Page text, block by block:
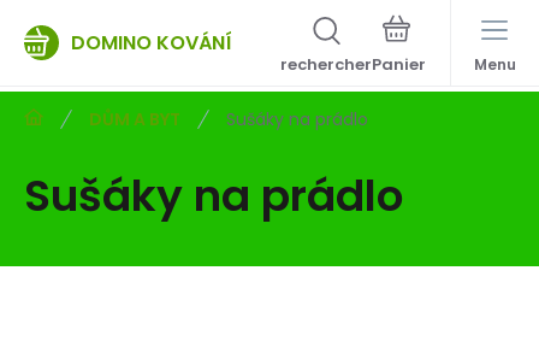
DOMINO KOVÁNÍ
rechercher Menu
DŮM A BYT Sušáky na prádlo
Sušáky na prádlo